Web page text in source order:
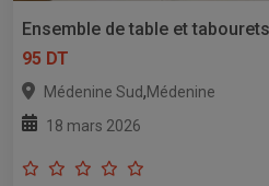
Ensemble de table et
95 DT
Médenine Sud,Médenine
18 mars 2026